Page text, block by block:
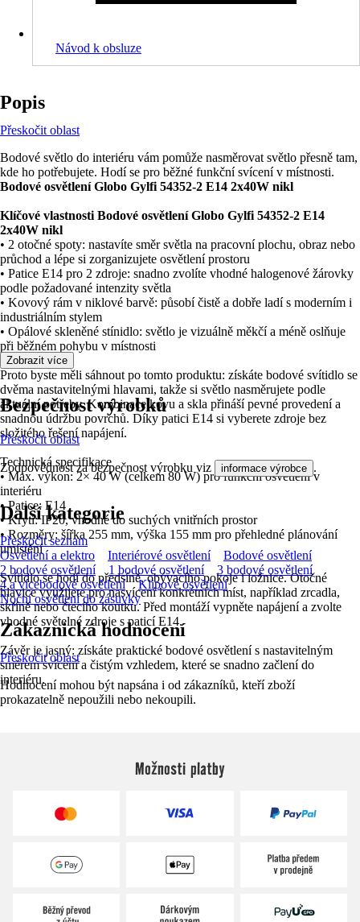
Návod k obsluze
Popis
Přeskočit oblast
Bodové světlo do interiéru vám pomůže nasměrovat světlo přesně tam,
kde ho potřebujete. Hodí se pro běžné funkční svícení v místnosti.
Bodové osvětlení Globo Gylfi 54352-2 E14 2x40W nikl
Klíčové vlastnosti Bodové osvětlení Globo Gylfi 54352-2 E14
2x40W nikl
• 2 otočné spoty: nastavíte směr světla na pracovní plochu, obraz nebo
průchod a lépe si zorganizujete osvětlení prostoru
• Patice E14 pro 2 zdroje: snadno zvolíte vhodné halogenové žárovky
podle požadované intenzity světla
• Kovový rám v niklové barvě: působí čistě a dobře ladí s moderním i
industriálním stylem
• Opálové skleněné stínidlo: světlo je vizuálně měkčí a méně oslňuje
při běžném pohybu v místnosti
Proto byste měli sáhnout po tomto produktu: získáte bodové svítidlo se
dvěma nastavitelnými hlavami, takže si světlo nasměrujete podle
aktuální potřeby. Kombinace kovu a skla přináší pevné provedení a
snadnou údržbu povrchů. Díky patici E14 si vyberete zdroje bez
složitého řešení napájení.
Technická specifikace
• Max. výkon: 2× 40 W (celkem 80 W) pro funkční osvětlení v
interiéru
• Patice: E14
• Krytí: IP20, vhodné do suchých vnitřních prostor
• Rozměry: šířka 255 mm, výška 155 mm pro přehledné plánování
umístění
Svítidlo se hodí do předsíně, obývacího pokoje i ložnice. Otočné
hlavice využijete pro nasvícení konkrétních míst, například zrcadla,
skříně nebo čtecího koutku. Před montáží vypněte napájení a zvolte
vhodné světelné zdroje s paticí E14.
Závěr je jasný: získáte praktické bodové osvětlení s nastavitelným
směrem svícení a čistým vzhledem, které se snadno začlení do
interiéru.
Zobrazit více
Bezpečnost výrobků
Přeskočit oblast
Zodpovědnost za bezpečnost výrobku viz informace výrobce .
Další kategorie
Přeskočit seznam
Osvětlení a elektro
Interiérové osvětlení
Bodové osvětlení
2 bodové osvětlení
1 bodové osvětlení
3 bodové osvětlení
4 a vícebodové osvětlení
Klipové osvětlení
Noční osvětlení do zásuvky
Zákaznická hodnocení
Přeskočit oblast
Hodnocení mohou být napsána i od zákazníků, kteří zboží
prokazatelně nepoužili nebo nekoupili.
Možnosti platby